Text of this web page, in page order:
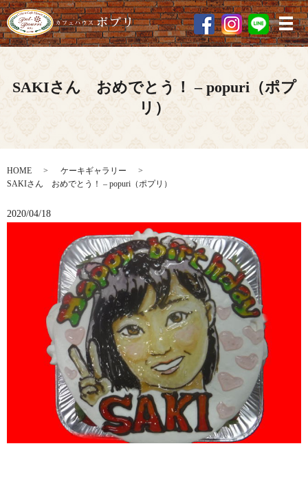
メ
SAKIさん おめでとう！ – popuri（ポプ
リ）
HOME
ケーキギャラリー
SAKIさん おめでとう！ – popuri（ポプリ）
2020/04/18